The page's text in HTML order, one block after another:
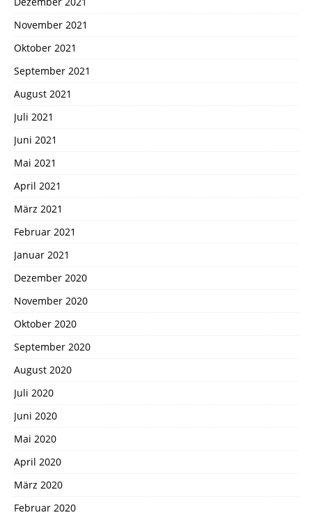
November 2021
Oktober 2021
September 2021
August 2021
Juli 2021
Juni 2021
Mai 2021
April 2021
März 2021
Februar 2021
Januar 2021
Dezember 2020
November 2020
Oktober 2020
September 2020
August 2020
Juli 2020
Juni 2020
Mai 2020
April 2020
März 2020
Februar 2020